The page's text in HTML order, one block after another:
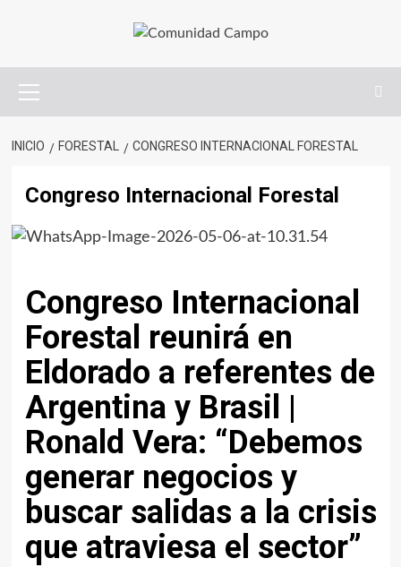
INICIO FORESTAL CONGRESO INTERNACIONAL FORESTAL
Congreso Internacional Forestal
Congreso Internacional
Forestal reunirá en
Eldorado a referentes de
Argentina y Brasil |
Ronald Vera: “Debemos
generar negocios y
buscar salidas a la crisis
que atraviesa el sector”